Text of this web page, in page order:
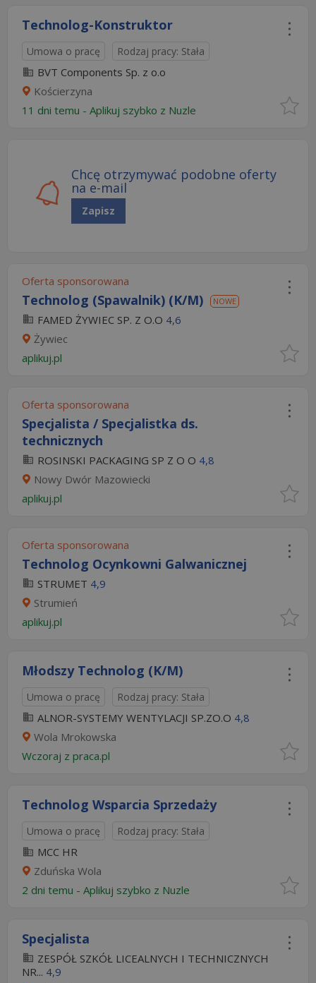
Technolog-Konstruktor
Umowa o pracę Rodzaj pracy: Stała
BVT Components Sp. z o.o
Kościerzyna
11 dni temu - Aplikuj szybko z Nuzle
Chcę otrzymywać podobne oferty
na e-mail
Zapisz
Oferta sponsorowana
Technolog (Spawalnik) (K/M) NOWE
FAMED ŻYWIEC SP. Z O.O 4,6
Żywiec
aplikuj.pl
Oferta sponsorowana
Specjalista / Specjalistka ds.
technicznych
ROSINSKI PACKAGING SP Z O O 4,8
Nowy Dwór Mazowiecki
aplikuj.pl
Oferta sponsorowana
Technolog Ocynkowni Galwanicznej
STRUMET 4,9
Strumień
aplikuj.pl
Młodszy Technolog (K/M)
Umowa o pracę Rodzaj pracy: Stała
ALNOR-SYSTEMY WENTYLACJI SP.ZO.O 4,8
Wola Mrokowska
Wczoraj z praca.pl
Technolog Wsparcia Sprzedaży
Umowa o pracę Rodzaj pracy: Stała
MCC HR
Zduńska Wola
2 dni temu - Aplikuj szybko z Nuzle
Specjalista
ZESPÓŁ SZKÓŁ LICEALNYCH I TECHNICZNYCH
NR... 4,9